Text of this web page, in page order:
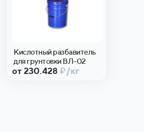
Кислотный разбавитель
для грунтовки ВЛ-02
от 230.428 ₽/кг